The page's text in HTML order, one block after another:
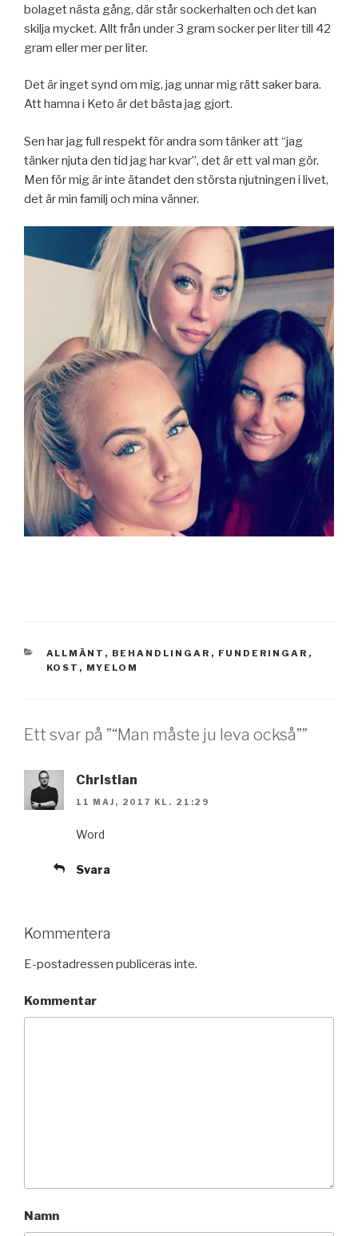
bolaget nästa gång, där står sockerhalten och det kan
skilja mycket. Allt från under 3 gram socker per liter till 42
gram eller mer per liter.
Det är inget synd om mig, jag unnar mig rätt saker bara.
Att hamna i Keto är det bästa jag gjort.
Sen har jag full respekt för andra som tänker att “jag
tänker njuta den tid jag har kvar”, det är ett val man gör.
Men för mig är inte ätandet den största njutningen i livet,
det är min familj och mina vänner.
KATEGORIER
ALLMÄNT , BEHANDLINGAR , FUNDERINGAR ,
KOST , MYELOM
Ett svar på ”“Man måste ju leva också””
Christian
11 MAJ, 2017 KL. 21:29
Word
Svara
Kommentera
E-postadressen publiceras inte.
Kommentar
Namn